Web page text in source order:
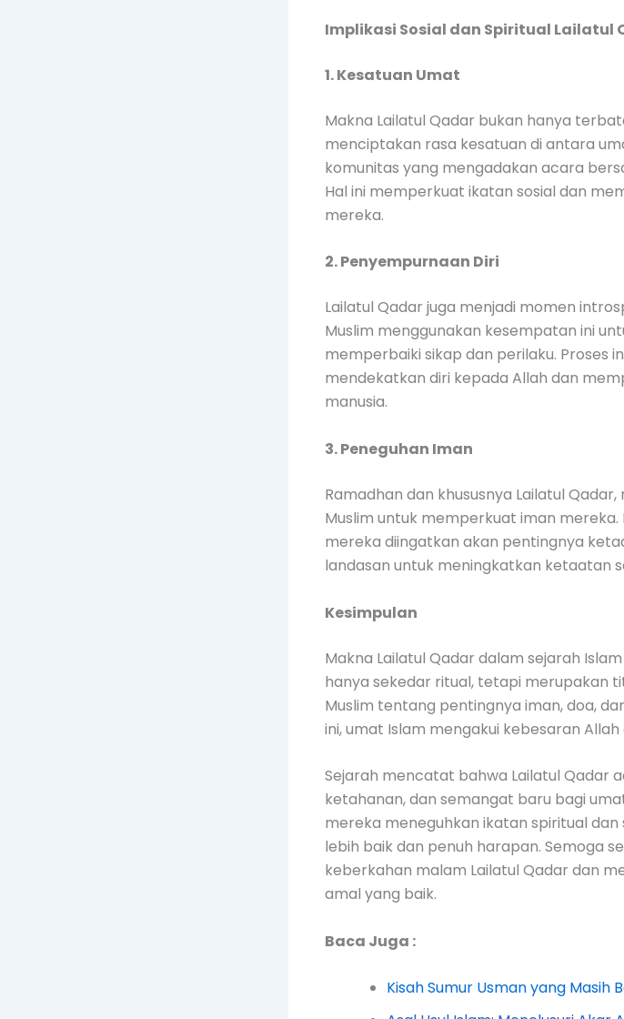
Implikasi Sosial dan Spiritual Lailatul
1. Kesatuan Umat
Makna Lailatul Qadar bukan hanya
menciptakan rasa kesatuan di antara
komunitas yang mengadakan acara
Hal ini memperkuat ikatan sosial dan
mereka.
2. Penyempurnaan Diri
Lailatul Qadar juga menjadi momen
Muslim menggunakan kesempatan ini
memperbaiki sikap dan perilaku. Proses
mendekatkan diri kepada Allah dan
manusia.
3. Peneguhan Iman
Ramadhan dan khususnya Lailatul
Muslim untuk memperkuat iman
mereka diingatkan akan pentingnya
landasan untuk meningkatkan ketaatan
Kesimpulan
Makna Lailatul Qadar dalam sejarah
hanya sekedar ritual, tetapi merupakan
Muslim tentang pentingnya iman, doa,
ini, umat Islam mengakui kebesaran
Sejarah mencatat bahwa Lailatul Qadar
ketahanan, dan semangat baru bagi
mereka meneguhkan ikatan spiritual
lebih baik dan penuh harapan. Semoga
keberkahan malam Lailatul Qadar dan
amal yang baik.
Baca Juga :
Kisah Sumur Usman yang Masih